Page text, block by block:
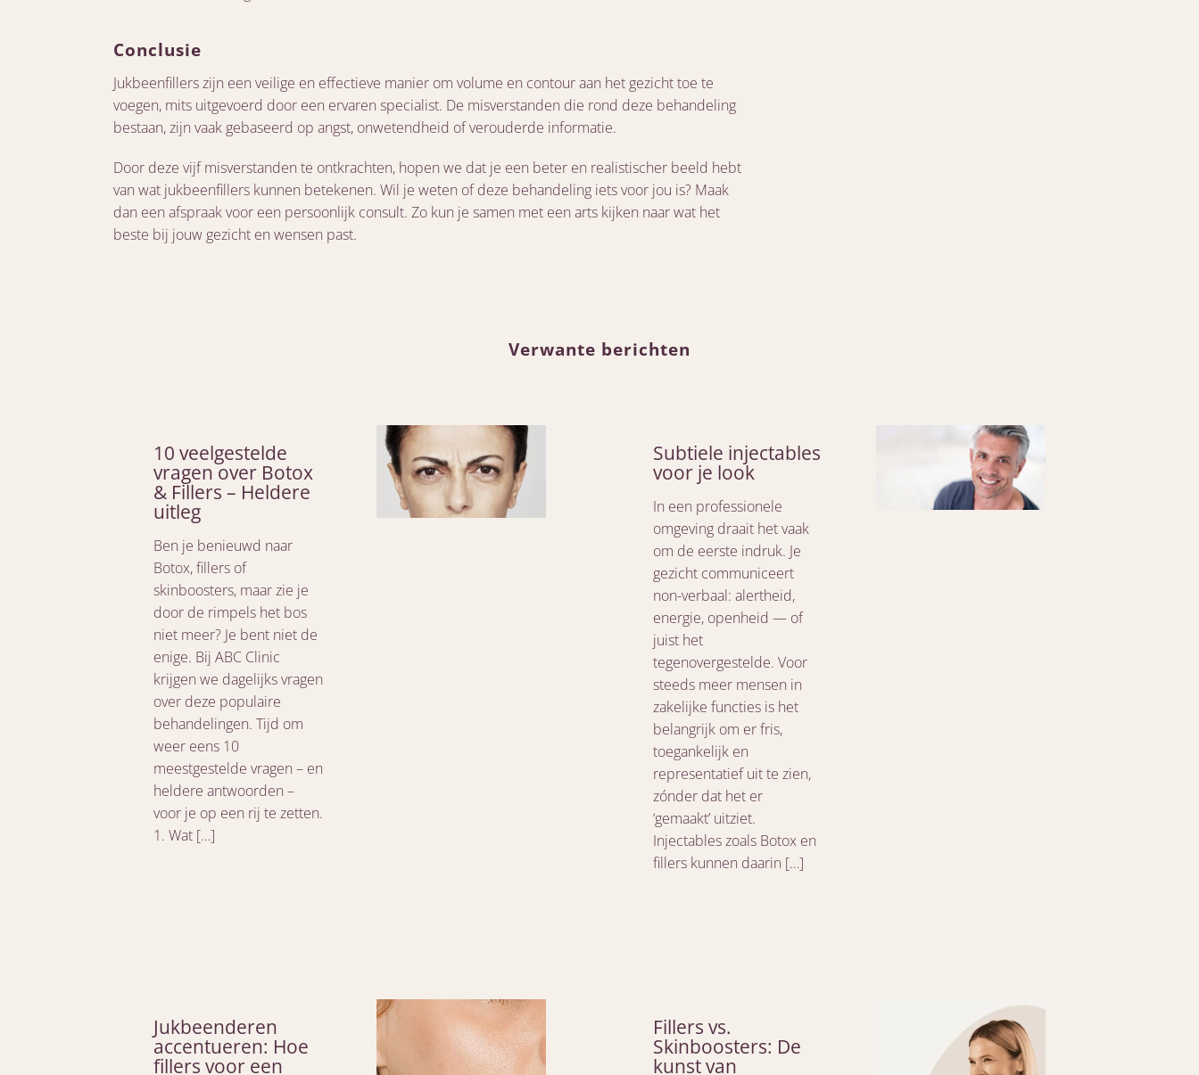
Conclusie
Jukbeenfillers zijn een veilige en effectieve manier om volume en contour aan het gezicht toe te
voegen, mits uitgevoerd door een ervaren specialist. De misverstanden die rond deze behandeling
bestaan, zijn vaak gebaseerd op angst, onwetendheid of verouderde informatie.
Door deze vijf misverstanden te ontkrachten, hopen we dat je een beter en realistischer beeld hebt
van wat jukbeenfillers kunnen betekenen. Wil je weten of deze behandeling iets voor jou is? Maak
dan een afspraak voor een persoonlijk consult. Zo kun je samen met een arts kijken naar wat het
beste bij jouw gezicht en wensen past.
Verwante berichten
10 veelgestelde
vragen over Botox
& Fillers – Heldere
uitleg
Ben je benieuwd naar
Botox, fillers of
skinboosters, maar zie je
door de rimpels het bos
niet meer? Je bent niet de
enige. Bij ABC Clinic
krijgen we dagelijks vragen
over deze populaire
behandelingen. Tijd om
weer eens 10
meestgestelde vragen – en
heldere antwoorden –
voor je op een rij te zetten.
1. Wat […]
Subtiele injectables
voor je look
In een professionele
omgeving draait het vaak
om de eerste indruk. Je
gezicht communiceert
non-verbaal: alertheid,
energie, openheid — of
juist het
tegenovergestelde. Voor
steeds meer mensen in
zakelijke functies is het
belangrijk om er fris,
toegankelijk en
representatief uit te zien,
zónder dat het er
‘gemaakt’ uitziet.
Injectables zoals Botox en
fillers kunnen daarin […]
Jukbeenderen
accentueren: Hoe
fillers voor een
Fillers vs.
Skinboosters: De
kunst van